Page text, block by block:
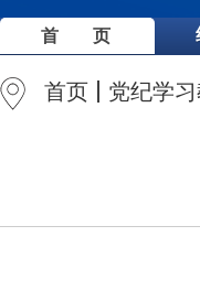
首 页
首页 党纪学